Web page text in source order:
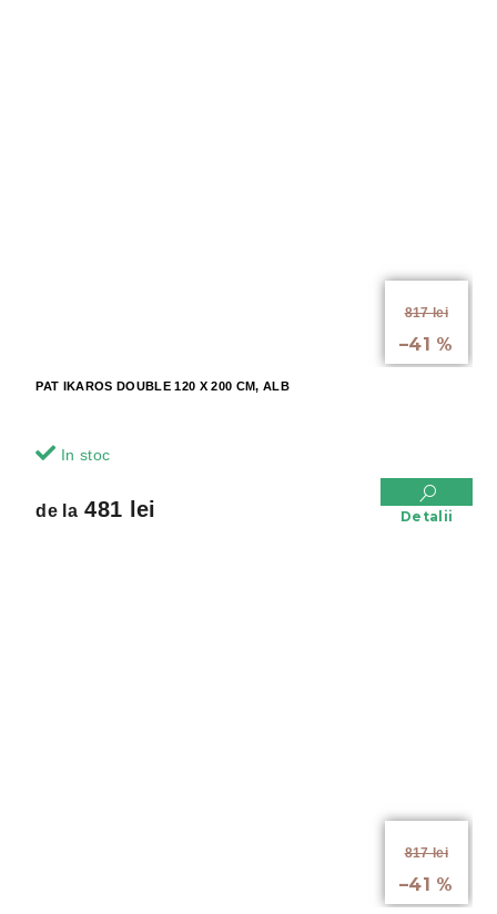
817 lei
–41 %
PAT IKAROS DOUBLE 120 X 200 CM, ALB
In stoc
de la481 lei Detalii
817 lei
–41 %